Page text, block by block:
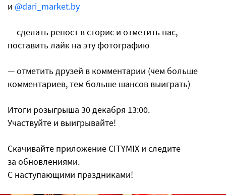
и @dari_market.by
— cделать репост в сторис и отметить нас,
поставить лайк на эту фотографию
— отметить друзей в комментарии (чем больше
комментариев, тем больше шансов выиграть)
Итоги розыгрыша 30 декабря 13:00.
Участвуйте и выигрывайте!
Скачивайте приложение CITYMIX и следите
за обновлениями.
С наступающими праздниками!